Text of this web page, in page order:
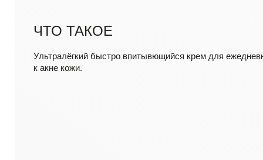
ЧТО ТАКОЕ
Ультралёгкий быстро впитывющийся крем для
к акне кожи.